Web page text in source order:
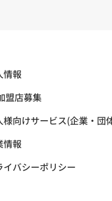
情報
盟店募集
様向けサービス(企業・団
情報
イバシーポリシー